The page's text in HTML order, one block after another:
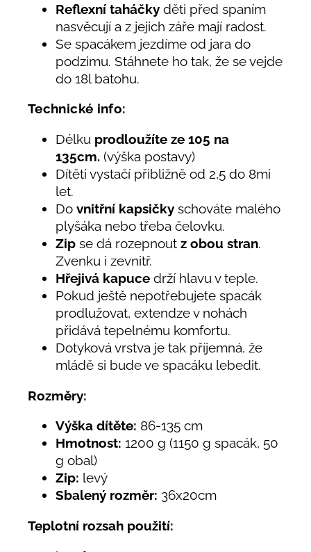
Reflexní taháčky děti před spaním
nasvěcují a z jejich záře mají radost.
Se spacákem jezdíme od jara do
podzimu. Stáhnete ho tak, že se vejde
do 18l batohu.
Technické info:
Délku prodloužíte ze 105 na
135cm. (výška postavy)
Dítěti vystačí přibližně od 2,5 do 8mi
let.
Do vnitřní kapsičky schováte malého
plyšáka nebo třeba čelovku.
Zip se dá rozepnout z obou stran.
Zvenku i zevnitř.
Hřejivá kapuce drží hlavu v teple.
Pokud ještě nepotřebujete spacák
prodlužovat, extendze v nohách
přidává tepelnému komfortu.
Dotyková vrstva je tak příjemná, že
mládě si bude ve spacáku lebedit.
Rozměry:
Výška dítěte: 86-135 cm
Hmotnost: 1200 g (1150 g spacák, 50
g obal)
Zip: levý
Sbalený rozměr: 36x20cm
Teplotní rozsah použití: